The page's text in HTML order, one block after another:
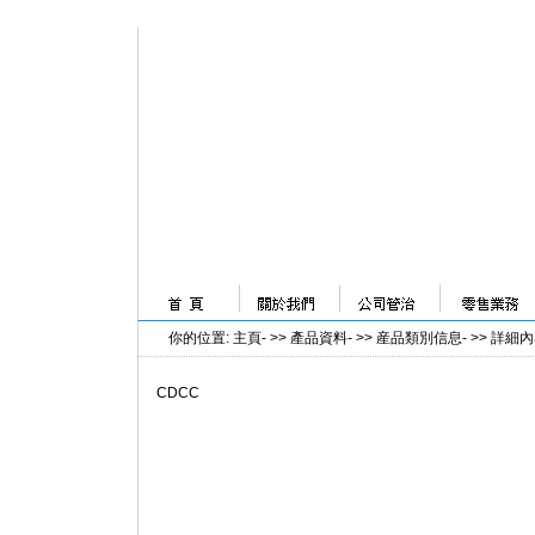
你的位置: 主頁- >> 產品資料- >> 産品類別信息- >> 詳細
CDCC